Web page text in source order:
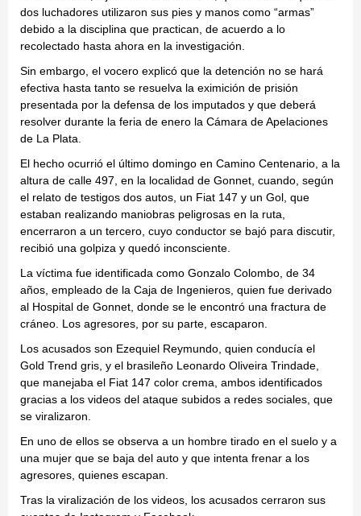
dos luchadores utilizaron sus pies y manos como “armas”
debido a la disciplina que practican, de acuerdo a lo
recolectado hasta ahora en la investigación.
Sin embargo, el vocero explicó que la detención no se hará
efectiva hasta tanto se resuelva la eximición de prisión
presentada por la defensa de los imputados y que deberá
resolver durante la feria de enero la Cámara de Apelaciones
de La Plata.
El hecho ocurrió el último domingo en Camino Centenario, a la
altura de calle 497, en la localidad de Gonnet, cuando, según
el relato de testigos dos autos, un Fiat 147 y un Gol, que
estaban realizando maniobras peligrosas en la ruta,
encerraron a un tercero, cuyo conductor se bajó para discutir,
recibió una golpiza y quedó inconsciente.
La víctima fue identificada como Gonzalo Colombo, de 34
años, empleado de la Caja de Ingenieros, quien fue derivado
al Hospital de Gonnet, donde se le encontró una fractura de
cráneo. Los agresores, por su parte, escaparon.
Los acusados son Ezequiel Reymundo, quien conducía el
Gold Trend gris, y el brasileño Leonardo Oliveira Trindade,
que manejaba el Fiat 147 color crema, ambos identificados
gracias a los videos del ataque subidos a redes sociales, que
se viralizaron.
En uno de ellos se observa a un hombre tirado en el suelo y a
una mujer que se baja del auto y que intenta frenar a los
agresores, quienes escapan.
Tras la viralización de los videos, los acusados cerraron sus